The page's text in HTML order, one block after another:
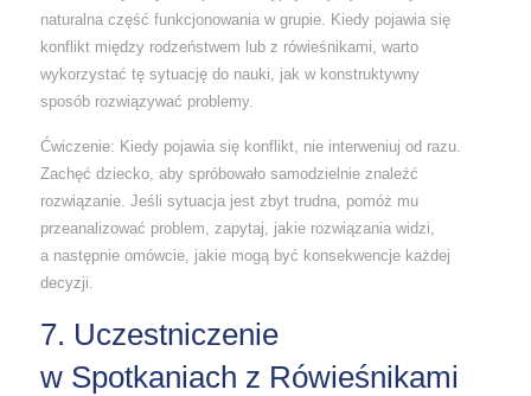
naturalna część funkcjonowania w grupie. Kiedy pojawia się
konflikt między rodzeństwem lub z rówieśnikami, warto
wykorzystać tę sytuację do nauki, jak w konstruktywny
sposób rozwiązywać problemy.
Ćwiczenie: Kiedy pojawia się konflikt, nie interweniuj od razu.
Zachęć dziecko, aby spróbowało samodzielnie znaleźć
rozwiązanie. Jeśli sytuacja jest zbyt trudna, pomóż mu
przeanalizować problem, zapytaj, jakie rozwiązania widzi,
a następnie omówcie, jakie mogą być konsekwencje każdej
decyzji.
7. Uczestniczenie
w Spotkaniach z Rówieśnikami